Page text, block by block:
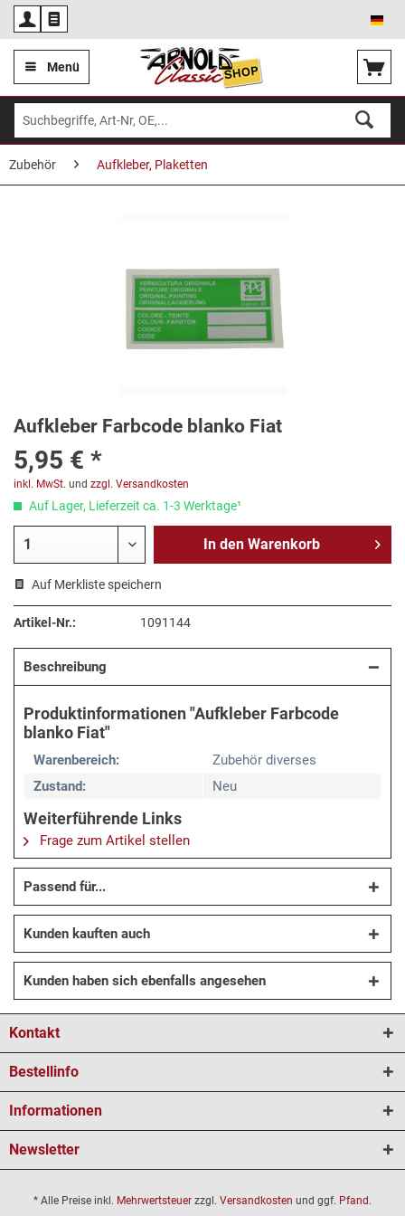
Menü
Zubehör Aufkleber, Plaketten
Aufkleber Farbcode blanko Fiat
5,95 € *
inkl. MwSt. und zzgl. Versandkosten
Auf Lager, Lieferzeit ca. 1-3 Werktage¹
In den Warenkorb
Auf Merkliste speichern
Artikel-Nr.: 1091144
Beschreibung
Produktinformationen "Aufkleber Farbcode
blanko Fiat"
Warenbereich:
Zubehör diverses
Zustand:
Neu
Weiterführende Links
Frage zum Artikel stellen
Passend für...
Kunden kauften auch
Kunden haben sich ebenfalls angesehen
Kontakt
Bestellinfo
Informationen
Newsletter
* Alle Preise inkl. Mehrwertsteuer zzgl. Versandkosten und ggf. Pfand.